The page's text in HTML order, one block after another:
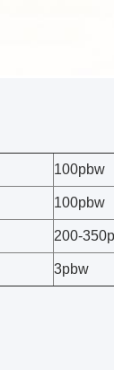
100pbw
100pbw
200-
3pbw